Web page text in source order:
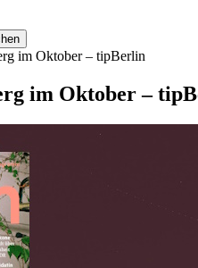
im Oktober – tipBerlin
im Oktober –